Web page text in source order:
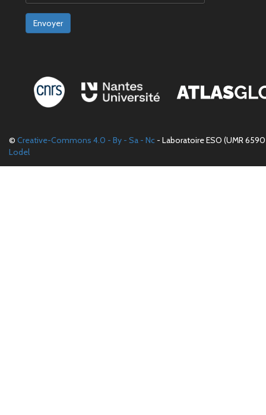
Envoyer
© Creative-Commons 4.0 - By - Sa - Nc - Laboratoire ESO (UMR
Lodel